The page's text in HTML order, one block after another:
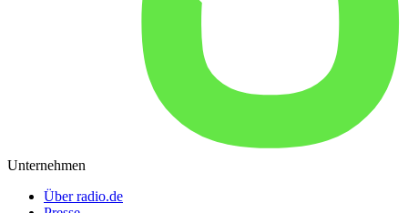
Unternehmen
Über radio.de